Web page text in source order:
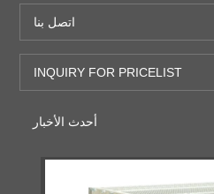
اتصل بنا
INQUIRY FOR PRICELIST
أحدث الأخبار